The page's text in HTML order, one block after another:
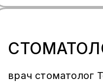
врач стоматолог